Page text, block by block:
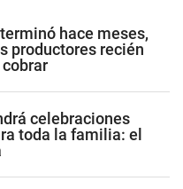
hace meses,
productores recién
celebraciones
toda la familia: el